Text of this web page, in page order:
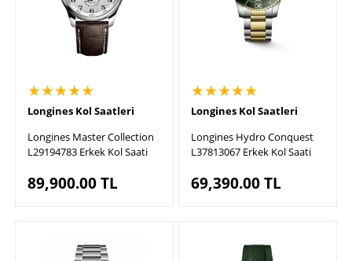
★★★★★
Longines Kol Saatleri
Longines Master Collection
L29194783 Erkek Kol Saati
89,900.00TL
★★★★★
Longines Kol Saatleri
Longines Hydro Conquest
L37813067 Erkek Kol Saati
69,390.00TL